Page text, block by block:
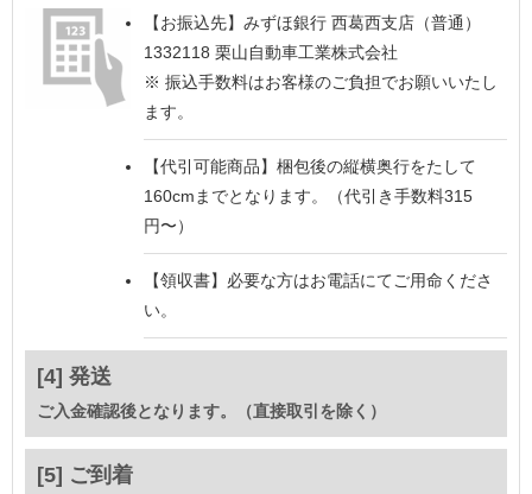
【お振込先】 みずほ銀行 西葛西支店（普通）
1332118 栗山自動車工業株式会社
※ 振込手数料はお客様のご負担でお願いいたし
ます。
【代引可能商品】 梱包後の縦横奥行をたして
160cmまでとなります。（代引き手数料315
円〜）
【領収書】 必要な方はお電話にてご用命くださ
い。
[4] 発送
ご入金確認後となります。（直接取引を除く）
[5] ご到着